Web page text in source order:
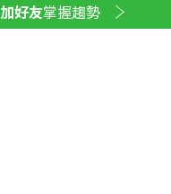
加好友掌握趨勢